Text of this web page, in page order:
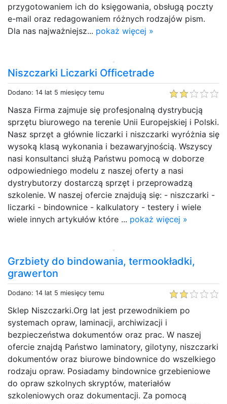
przygotowaniem ich do księgowania, obsługą poczty
e-mail oraz redagowaniem różnych rodzajów pism.
Dla nas najważniejsz... pokaż więcej »
Niszczarki Liczarki Officetrade
Dodano: 14 lat 5 miesięcy temu
Nasza Firma zajmuje się profesjonalną dystrybucją
sprzętu biurowego na terenie Unii Europejskiej i Polski.
Nasz sprzęt a głównie liczarki i niszczarki wyróżnia się
wysoką klasą wykonania i bezawaryjnością. Wszyscy
nasi konsultanci służą Państwu pomocą w doborze
odpowiedniego modelu z naszej oferty a nasi
dystrybutorzy dostarczą sprzęt i przeprowadzą
szkolenie. W naszej ofercie znajdują się: - niszczarki -
liczarki - bindownice - kalkulatory - testery i wiele
wiele innych artykułów które ... pokaż więcej »
Grzbiety do bindowania, termookładki,
grawerton
Dodano: 14 lat 5 miesięcy temu
Sklep Niszczarki.Org lat jest przewodnikiem po
systemach opraw, laminacji, archiwizacji i
bezpieczeństwa dokumentów oraz prac. W naszej
ofercie znajdą Państwo laminatory, gilotyny, niszczarki
dokumentów oraz biurowe bindownice do wszelkiego
rodzaju opraw. Posiadamy bindownice grzebieniowe
do opraw szkolnych skryptów, materiałów
szkoleniowych oraz dokumentacji. Za pomocą